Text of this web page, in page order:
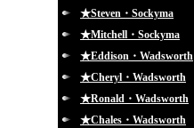
★Steven・Sockyma
★Mitchell・Sockyma
★Eddison・Wadsworth
★Cheryl・Wadsworth
★Ronald・Wadsworth
★Chales・Wadsworth